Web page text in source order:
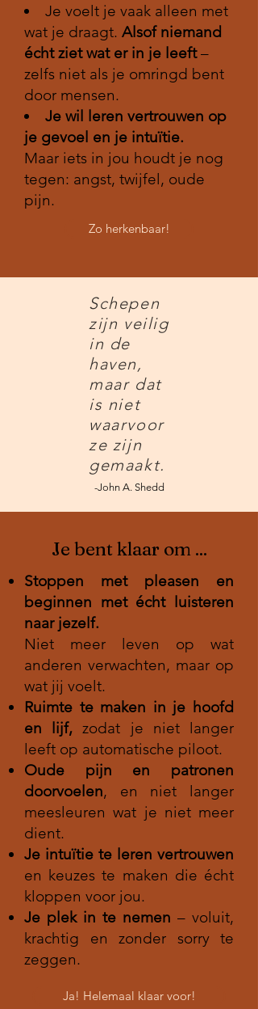
Je voelt je vaak alleen met
wat je draagt. Alsof niemand
écht ziet wat er in je leeft–
zelfs niet als je omringd bent
door mensen.
Je wil leren vertrouwen op
je gevoel en je intuïtie.
Maar iets in jou houdt je nog
tegen: angst, twijfel, oude
pijn.
Zo herkenbaar!
Schepen
zijn veilig
in de
haven,
maar dat
is niet
waarvoor
ze zijn
gemaakt.
-John A. Shedd
Je bent klaar om ...
Stoppen met pleasen en
beginnen met écht luisteren
naar jezelf.
Niet meer leven op wat
anderen verwachten, maar op
wat jij voelt.
Ruimte te maken in je hoofd
en lijf, zodat je niet langer
leeft op automatische piloot.
Oude pijn en patronen
doorvoelen, en niet langer
meesleuren wat je niet meer
dient.
Je intuïtie te leren vertrouwen
en keuzes te maken die écht
kloppen voor jou.
Je plek in te nemen – voluit,
krachtig en zonder sorry te
zeggen.
Ja! Helemaal klaar voor!